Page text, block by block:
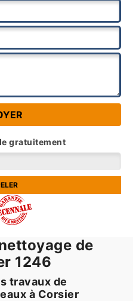
gratuitement
de
1246
travaux de
à Corsier